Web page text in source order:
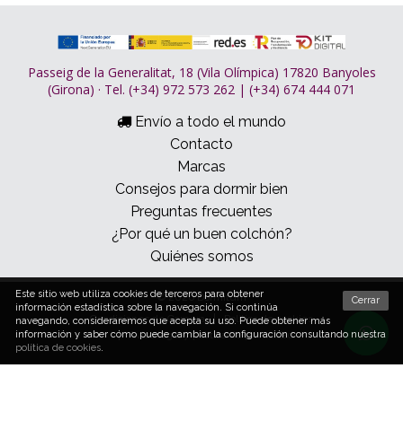
Passeig de la Generalitat, 18 (Vila Olímpica) 17820 Banyoles
(Girona) · Tel. (+34) 972 573 262 | (+34) 674 444 071
Envío a todo el mundo
Contacto
Marcas
Consejos para dormir bien
Preguntas frecuentes
¿Por qué un buen colchón?
Quiénes somos
© 2026 Dormitum
Condiciones de Compra
Política de cookies
Aviso legal y política de privacidad
Cerrar
Este sitio web utiliza cookies de terceros para obtener
información estadística sobre la navegación. Si continúa
navegando, consideraremos que acepta su uso. Puede obtener más
información y saber cómo puede cambiar la configuración consultando nuestra
política de cookies.